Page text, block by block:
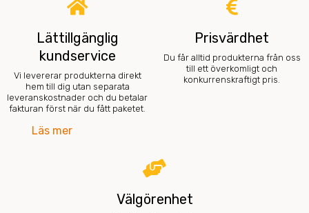
Lättillgänglig
kundservice
Vi levererar produkterna direkt
hem till dig utan separata
leveranskostnader och du betalar
fakturan först när du fått paketet.
Läs mer
Prisvärdhet
Du får alltid produkterna från oss
till ett överkomligt och
konkurrenskraftigt pris.
Välgörenhet